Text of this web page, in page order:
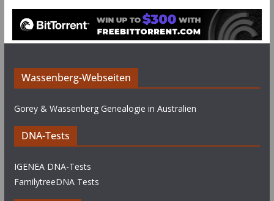
Wassenberg-Webseiten
Gorey & Wassenberg Genealogie in Australien
DNA-Tests
IGENEA DNA-Tests
FamilytreeDNA Tests